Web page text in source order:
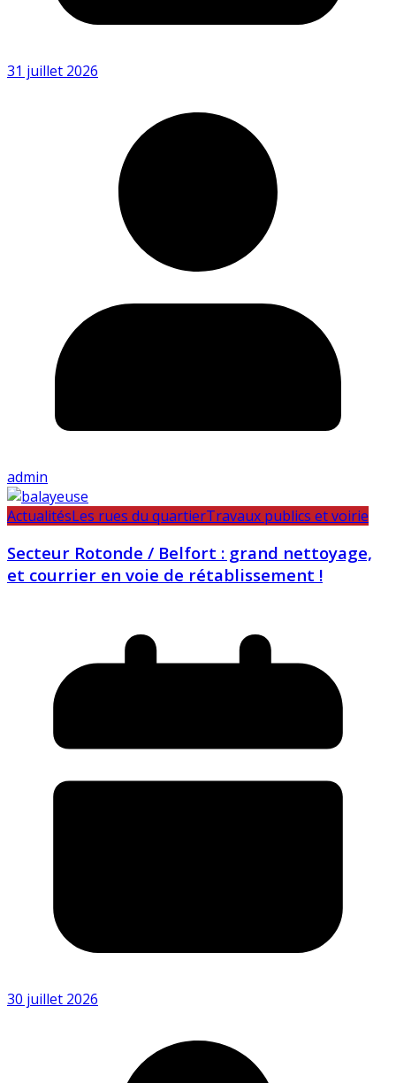
31 juillet 2026
admin
ActualitésLes rues du quartierTravaux publics et voirie
Secteur Rotonde / Belfort : grand nettoyage,
et courrier en voie de rétablissement !
30 juillet 2026